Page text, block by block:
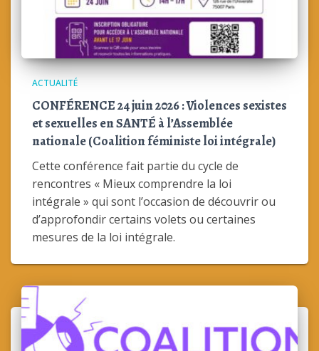
ACTUALITÉ
CONFÉRENCE 24 juin 2026 : Violences sexistes
et sexuelles en SANTÉ à l’Assemblée
nationale (Coalition féministe loi intégrale)
Cette conférence fait partie du cycle de
rencontres « Mieux comprendre la loi
intégrale » qui sont l’occasion de découvrir ou
d’approfondir certains volets ou certaines
mesures de la loi intégrale.